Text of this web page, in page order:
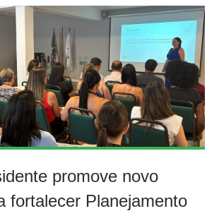
promove novo
fortalecer Planejamento